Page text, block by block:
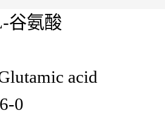
谷氨酸
acid
0